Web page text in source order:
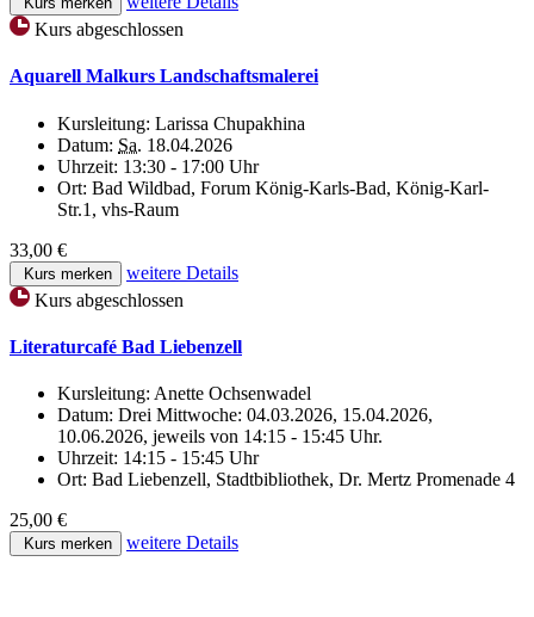
Kurs abgeschlossen
Aquarell Malkurs Landschaftsmalerei
Kursleitung: Larissa Chupakhina
Datum: Sa. 18.04.2026
Uhrzeit: 13:30 - 17:00 Uhr
Ort: Bad Wildbad, Forum König-Karls-Bad, König-Karl-
Str.1, vhs-Raum
33,00 €
Kurs merken
weitere Details
Kurs abgeschlossen
Literaturcafé Bad Liebenzell
Kursleitung: Anette Ochsenwadel
Datum: Drei Mittwoche: 04.03.2026, 15.04.2026,
10.06.2026, jeweils von 14:15 - 15:45 Uhr.
Uhrzeit: 14:15 - 15:45 Uhr
Ort: Bad Liebenzell, Stadtbibliothek, Dr. Mertz Promenade 4
25,00 €
Kurs merken weitere Details